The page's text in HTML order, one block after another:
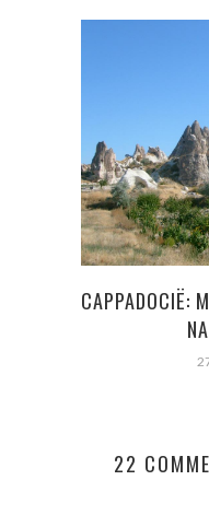
CAPPADOCIË:
22